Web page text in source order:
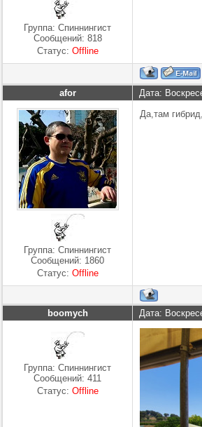
Группа: Спиннингист
Сообщений: 818
Статус: Offline
afor Дата:
Группа: Спиннингист
Сообщений: 1860
Статус: Offline
Да,там
boomych Дата:
Группа: Спиннингист
Сообщений: 411
Статус: Offline